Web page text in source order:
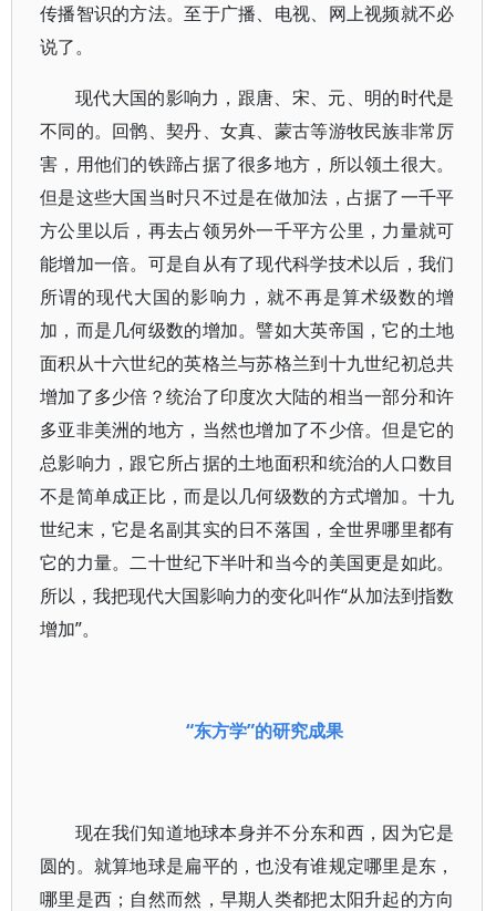
传播智识的方法。至于广播、电视、网上视频就不必
说了。
现代大国的影响力，跟唐、宋、元、明的时代是
不同的。回鹘、契丹、女真、蒙古等游牧民族非常厉
害，用他们的铁蹄占据了很多地方，所以领土很大。
但是这些大国当时只不过是在做加法，占据了一千平
方公里以后，再去占领另外一千平方公里，力量就可
能增加一倍。可是自从有了现代科学技术以后，我们
所谓的现代大国的影响力，就不再是算术级数的增
加，而是几何级数的增加。譬如大英帝国，它的土地
面积从十六世纪的英格兰与苏格兰到十九世纪初总共
增加了多少倍？统治了印度次大陆的相当一部分和许
多亚非美洲的地方，当然也增加了不少倍。但是它的
总影响力，跟它所占据的土地面积和统治的人口数目
不是简单成正比，而是以几何级数的方式增加。十九
世纪末，它是名副其实的日不落国，全世界哪里都有
它的力量。二十世纪下半叶和当今的美国更是如此。
所以，我把现代大国影响力的变化叫作“从加法到指数
增加”。
“东方学”的研究成果
现在我们知道地球本身并不分东和西，因为它是
圆的。就算地球是扁平的，也没有谁规定哪里是东，
哪里是西；自然而然，早期人类都把太阳升起的方向